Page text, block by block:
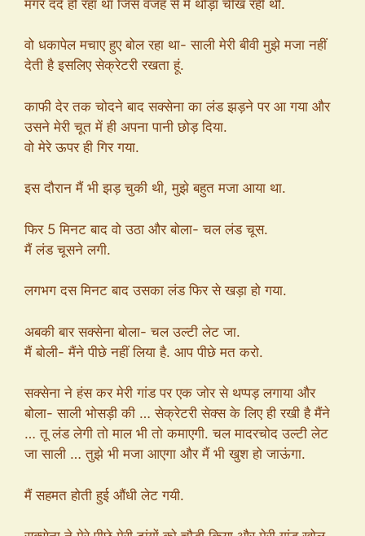
मगर दर्द हो रहा था जिस वजह से मैं थोड़ा चीख रही थी.
वो धकापेल मचाए हुए बोल रहा था- साली मेरी बीवी मुझे मजा नहीं
देती है इसलिए सेक्रेटरी रखता हूं.
काफी देर तक चोदने बाद सक्सेना का लंड झड़ने पर आ गया और
उसने मेरी चूत में ही अपना पानी छोड़ दिया.
वो मेरे ऊपर ही गिर गया.
इस दौरान मैं भी झड़ चुकी थी, मुझे बहुत मजा आया था.
फिर 5 मिनट बाद वो उठा और बोला- चल लंड चूस.
मैं लंड चूसने लगी.
लगभग दस मिनट बाद उसका लंड फिर से खड़ा हो गया.
अबकी बार सक्सेना बोला- चल उल्टी लेट जा.
मैं बोली- मैंने पीछे नहीं लिया है. आप पीछे मत करो.
सक्सेना ने हंस कर मेरी गांड पर एक जोर से थप्पड़ लगाया और
बोला- साली भोसड़ी की … सेक्रेटरी सेक्स के लिए ही रखी है मैंने
… तू लंड लेगी तो माल भी तो कमाएगी. चल मादरचोद उल्टी लेट
जा साली … तुझे भी मजा आएगा और मैं भी खुश हो जाऊंगा.
मैं सहमत होती हुई औंधी लेट गयी.